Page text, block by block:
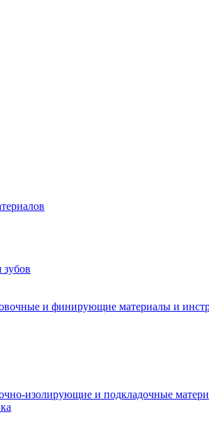
и финирующие материалы и
изолирующие и подкладочные